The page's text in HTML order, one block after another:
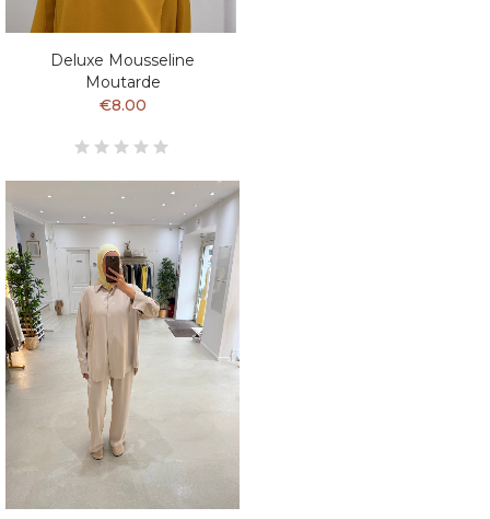
Deluxe Mousseline
Moutarde
€8.00